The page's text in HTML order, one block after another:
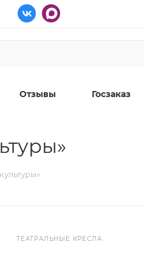
Отзывы Госзаказ
ТЕАТРАЛЬНЫЕ КРЕСЛА